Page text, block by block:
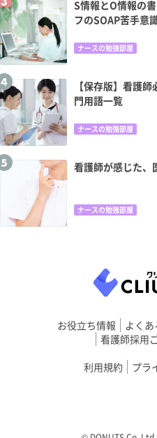
S情報とO情報の
フのSOAP苦手意
ナースの勉強部屋
【保存版】看護
門用語一覧
ナースの勉強部屋
看護師が感じた、
ナースの勉強部屋
お役立ち情報 よく
看護師採用
利用規約
プラ